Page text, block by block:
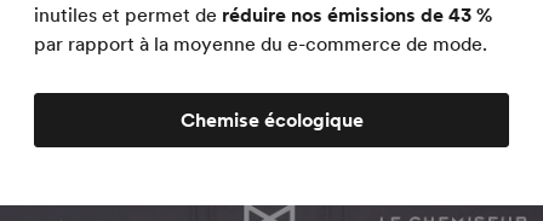
inutiles et permet de réduire nos émissions de 43 %
par rapport à la moyenne du e-commerce de mode.
Chemise écologique